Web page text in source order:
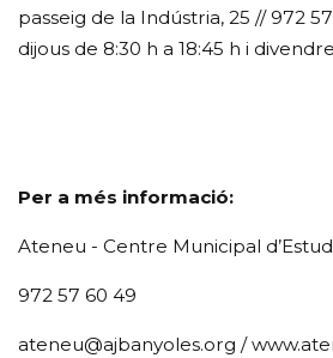
passeig de la Indústria, 25 // 972
dijous de 8:30 h a 18:45 h i
Per a més informació:
Ateneu - Centre Municipal
972 57 60 49
ateneu@ajbanyoles.org /